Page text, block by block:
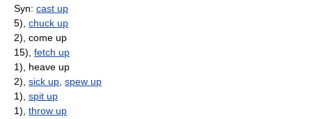
Syn: cast up
5), chuck up
2), come up
15), fetch up
1), heave up
2), sick up spew up
1), spit up
1), throw up